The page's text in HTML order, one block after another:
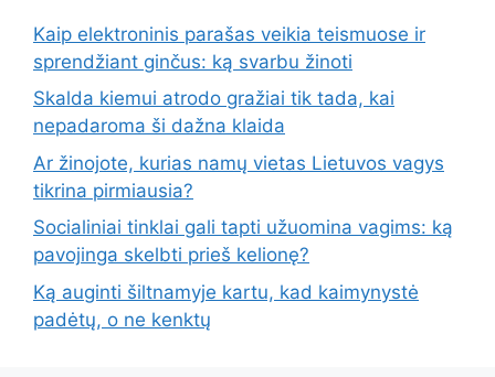
Kaip elektroninis parašas veikia teismuose ir
sprendžiant ginčus: ką svarbu žinoti
Skalda kiemui atrodo gražiai tik tada, kai
nepadaroma ši dažna klaida
Ar žinojote, kurias namų vietas Lietuvos vagys
tikrina pirmiausia?
Socialiniai tinklai gali tapti užuomina vagims: ką
pavojinga skelbti prieš kelionę?
Ką auginti šiltnamyje kartu, kad kaimynystė
padėtų, o ne kenktų